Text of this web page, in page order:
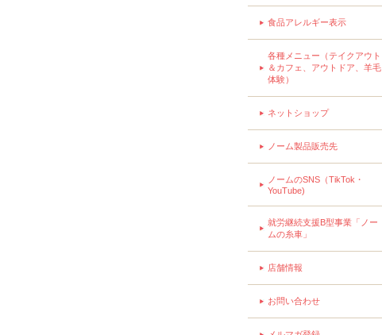
食品アレルギー表示
各種メニュー（テイクアウト
＆カフェ、アウトドア、羊毛
体験）
ネットショップ
ノーム製品販売先
ノームのSNS（TikTok・
YouTube)
就労継続支援B型事業「ノー
ムの糸車」
店舗情報
お問い合わせ